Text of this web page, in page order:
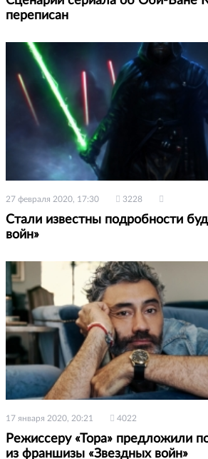
переписан
27 февраля 2020, 17:30 3228
Стали известны подробности
войн»
17 января 2020, 20:21 4022
Режиссеру «Тора» предложили
из франшизы «Звездных войн»